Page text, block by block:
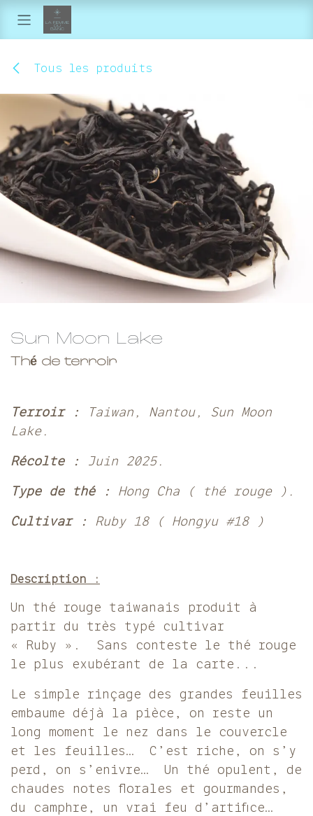
Se rendre au contenu
Tous les produits
Sun Moon Lake
Thé de terroir
Terroir :
Taiwan, Nantou, Sun Moon
Lake.
Récolte : Juin 2025.
Type de thé : Hong Cha ( thé rouge ).
Cultivar : Ruby 18 ( Hongyu #18 )
Description :
Un thé rouge taiwanais produit à
partir du très typé cultivar
« Ruby ». Sans conteste le thé rouge
le plus exubérant de la carte...
Le simple rinçage des grandes feuilles
embaume déjà la pièce, on reste un
long moment le nez dans le couvercle
et les feuilles… C’est riche, on s’y
perd, on s’enivre… Un thé opulent, de
chaudes notes florales et gourmandes,
du camphre, un vrai feu d’artifice…